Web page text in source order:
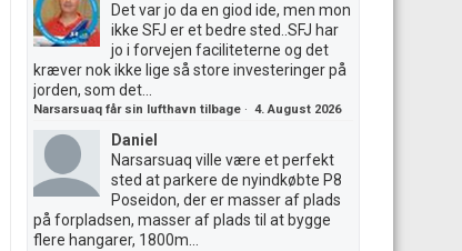
Det var jo da en giod ide, men mon
ikke SFJ er et bedre sted..SFJ har
jo i forvejen faciliteterne og det
kræver nok ikke lige så store investeringer på
jorden, som det...
Narsarsuaq får sin lufthavn tilbage · 4. August 2026
Daniel
Narsarsuaq ville være et perfekt
sted at parkere de nyindkøbte P8
Poseidon, der er masser af plads
på forpladsen, masser af plads til at bygge
flere hangarer, 1800m...